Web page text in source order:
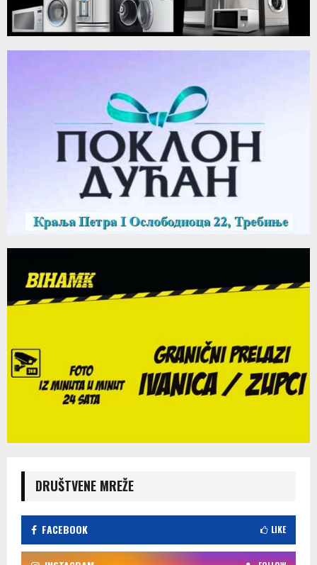
DRUŠTVENE MREŽE
FACEBOOK LIKE